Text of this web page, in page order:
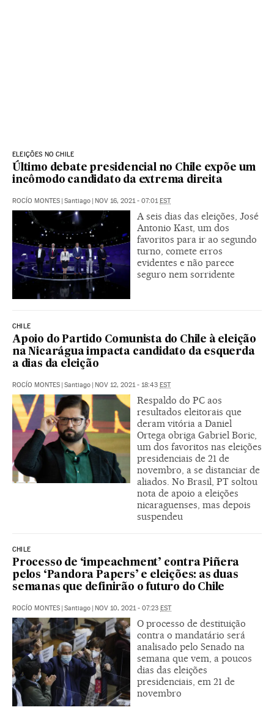
ELEIÇÕES NO CHILE
Último debate presidencial no Chile expõe um
incômodo candidato da extrema direita
ROCÍO MONTES | Santiago | NOV 16, 2021 - 07:01EST
A seis dias das eleições, José
Antonio Kast, um dos
favoritos para ir ao segundo
turno, comete erros
evidentes e não parece
seguro nem sorridente
CHILE
Apoio do Partido Comunista do Chile à eleição
na Nicarágua impacta candidato da esquerda
a dias da eleição
ROCÍO MONTES | Santiago | NOV 12, 2021 - 18:43 EST
Respaldo do PC aos
resultados eleitorais que
deram vitória a Daniel
Ortega obriga Gabriel Boric,
um dos favoritos nas eleições
presidenciais de 21 de
novembro, a se distanciar de
aliados. No Brasil, PT soltou
nota de apoio a eleições
nicaraguenses, mas depois
suspendeu
CHILE
Processo de ‘impeachment’ contra Piñera
pelos ‘Pandora Papers’ e eleições: as duas
semanas que definirão o futuro do Chile
ROCÍO MONTES | Santiago | NOV 10, 2021 - 07:23 EST
O processo de destituição
contra o mandatário será
analisado pelo Senado na
semana que vem, a poucos
dias das eleições
presidenciais, em 21 de
novembro